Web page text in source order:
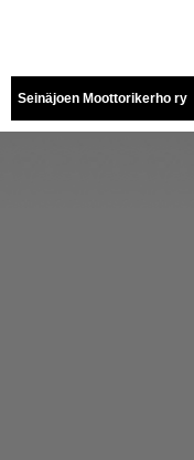
Seinäjoen Moottorikerho ry